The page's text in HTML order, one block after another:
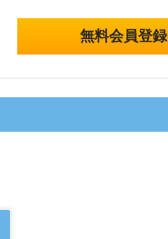
無料会員登録